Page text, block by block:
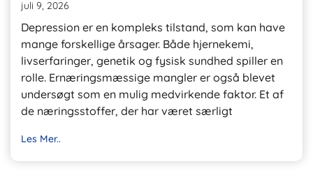
juli 9, 2026
Depression er en kompleks tilstand, som kan have
mange forskellige årsager. Både hjernekemi,
livserfaringer, genetik og fysisk sundhed spiller en
rolle. Ernæringsmæssige mangler er også blevet
undersøgt som en mulig medvirkende faktor. Et af
de næringsstoffer, der har været særligt
Les Mer..